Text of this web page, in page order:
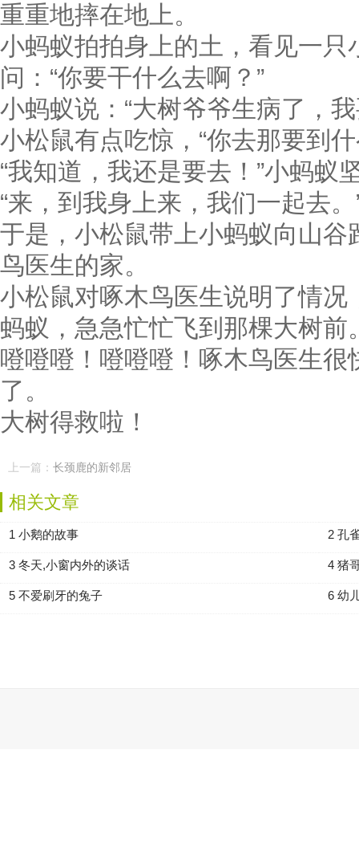
重重地摔在地上。
小蚂蚁拍拍身上的土，看见一
问：“你要干什么去啊？”
小蚂蚁说：“大树爷爷生病了，
小松鼠有点吃惊，“你去那要到
“我知道，我还是要去！”小蚂蚁
“来，到我身上来，我们一起去。
于是，小松鼠带上小蚂蚁向山
鸟医生的家。
小松鼠对啄木鸟医生说明了情
蚂蚁，急急忙忙飞到那棵大树前
噔噔噔！噔噔噔！啄木鸟医生
了。
大树得救啦！
上一篇： 长颈鹿的新邻居
相关文章
1 小鹅的故事 2 孔
3 冬天,小窗内外的谈话 4 猪
5 不爱刷牙的兔子 6 幼